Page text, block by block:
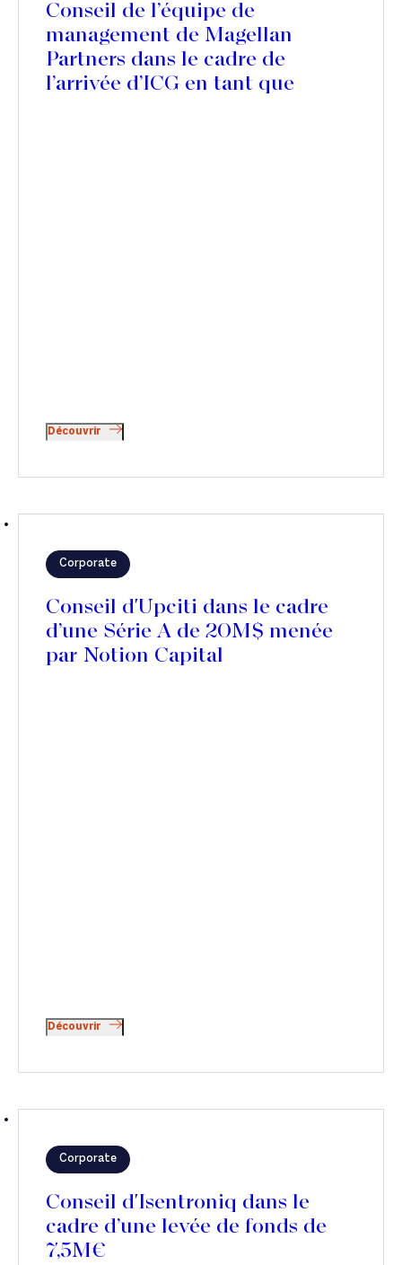
Conseil de l’équipe de
management de Magellan
Partners dans le cadre de
l’arrivée d’ICG en tant que
Découvrir
Corporate
Conseil d'Upciti dans le cadre
d’une Série A de 20M$ menée
par Notion Capital
Découvrir
Corporate
Conseil d'Isentroniq dans le
cadre d’une levée de fonds de
7,5M€